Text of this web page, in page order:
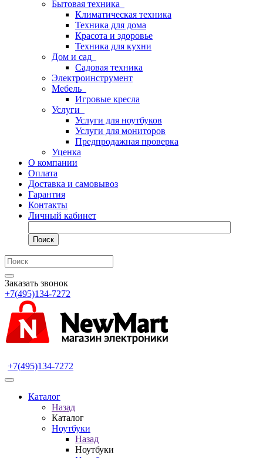
Бытовая техника
Климатическая техника
Техника для дома
Красота и здоровье
Техника для кухни
Дом и сад
Садовая техника
Электроинструмент
Мебель
Игровые кресла
Услуги
Услуги для ноутбуков
Услуги для мониторов
Предпродажная проверка
Уценка
О компании
Оплата
Доставка и самовывоз
Гарантия
Контакты
Личный кабинет
Поиск
Заказать звонок
+7(495)134-7272
+7(495)134-7272
Каталог
Назад
Каталог
Ноутбуки
Назад
Ноутбуки